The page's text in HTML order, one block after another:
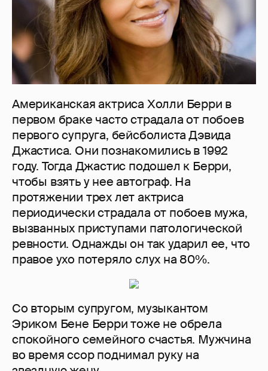
Американская актриса Холли Берри в
первом браке часто страдала от побоев
первого супруга, бейсболиста Дэвида
Джастиса. Они познакомились в 1992
году. Тогда Джастис подошел к Берри,
чтобы взять у нее автограф. На
протяжении трех лет актриса
периодически страдала от побоев мужа,
вызванных приступами патологической
ревности. Однажды он так ударил ее, что
правое ухо потеряло слух на 80%.
Со вторым супругом, музыкантом
Эриком Бене Берри тоже не обрела
спокойного семейного счастья. Мужчина
во время ссор поднимал руку на